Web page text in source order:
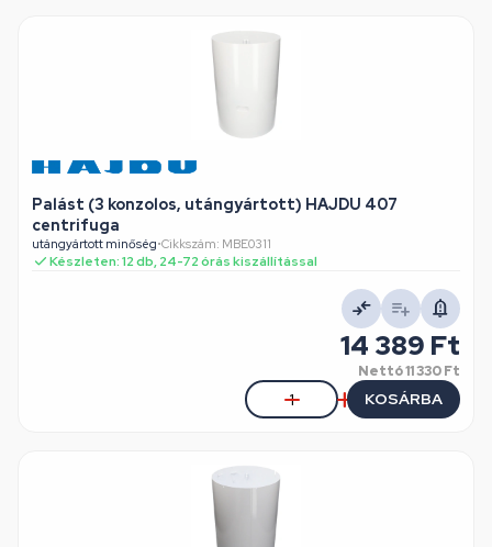
Palást (3 konzolos, utángyártott) HAJDU 407
centrifuga
utángyártott minőség•Cikkszám: MBE0311
Készleten: 12 db, 24-72 órás kiszállítással
14 389 Ft
Nettó11 330 Ft
KOSÁRBA